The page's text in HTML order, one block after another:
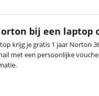
bij een laptop
krijg je gratis 1 jaar Norton
met een persoonlijke